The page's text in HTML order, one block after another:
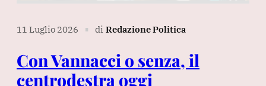
11 Luglio 2026 ∎ di Redazione Politica
Con Vannacci o senza, il
centrodestra oggi